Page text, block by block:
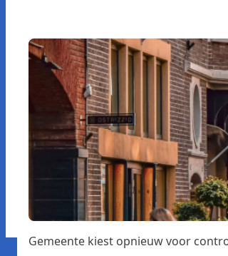
Gemeente kiest opnieuw voor